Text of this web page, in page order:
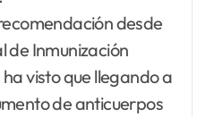
desde
de Inmunización
visto que llegando a
de anticuerpos